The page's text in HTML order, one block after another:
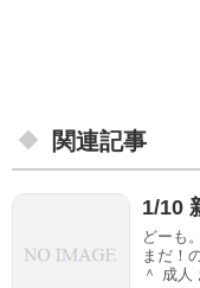
関連記事
1/10
どーも
まだ！
＾ 成人